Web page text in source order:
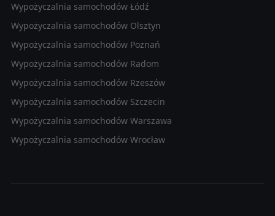
Wypożyczalnia samochodów Łódź
Wypożyczalnia samochodów Olsztyn
Wypożyczalnia samochodów Poznań
Wypożyczalnia samochodów Radom
Wypożyczalnia samochodów Rzeszów
Wypożyczalnia samochodów Szczecin
Wypożyczalnia samochodów Warszawa
Wypożyczalnia samochodów Wrocław